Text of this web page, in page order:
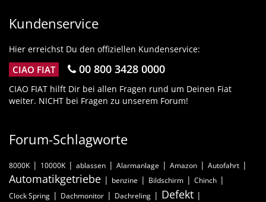
Kundenservice
Hier erreichst Du den offiziellen Kundenservice:
CIAO FIAT 00 800 3428 0000
CIAO FIAT hilft Dir bei allen Fragen rund um Deinen Fiat
weiter. NICHT bei Fragen zu unserem Forum!
Forum-Schlagworte
8000K 10000K ablassen Alarmanlage Amazon Autofahrt
Automatikgetriebe benzine Bildschirm
Chinch
Clock Spring
Dachmonitor Dachreling Defekt